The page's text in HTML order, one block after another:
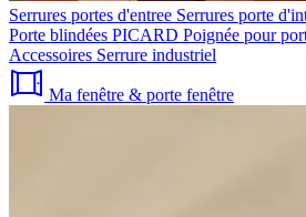
Serrures portes d'entree Serrures porte
Porte blindées PICARD Poignée pour
Accessoires Serrure industriel
Ma fenêtre & porte fenêtre